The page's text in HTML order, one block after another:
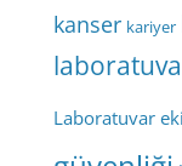
kanser kariyer
Laboratuvar